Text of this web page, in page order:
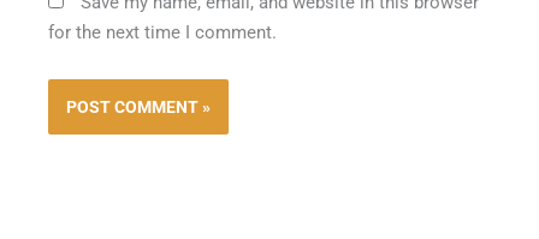
for the next time I comment.